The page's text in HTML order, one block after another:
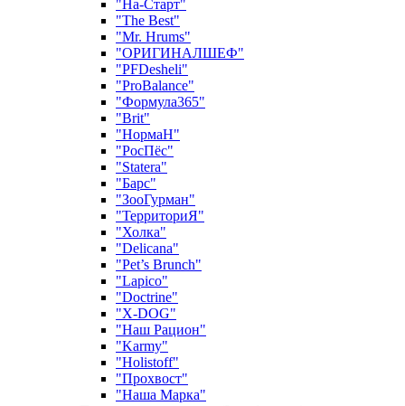
"На-Старт"
"The Best"
"Mr. Hrums"
"ОРИГИНАЛШЕФ"
"PFDesheli"
"ProBalance"
"Формула365"
"Brit"
"НормаН"
"РосПёс"
"Statera"
"Барс"
"ЗооГурман"
"ТерриториЯ"
"Холка"
"Delicana"
"Pet’s Brunch"
"Lapico"
"Doctrine"
"X-DOG"
"Наш Рацион"
"Karmy"
"Holistoff"
"Прохвост"
"Наша Марка"